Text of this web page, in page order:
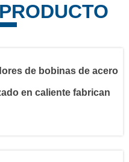
de bobinas de acero
en caliente fabrican